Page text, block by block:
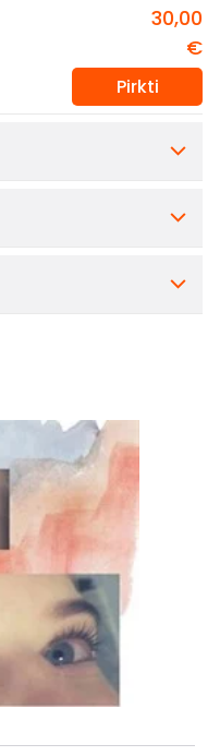
30,00
€
Pirkti